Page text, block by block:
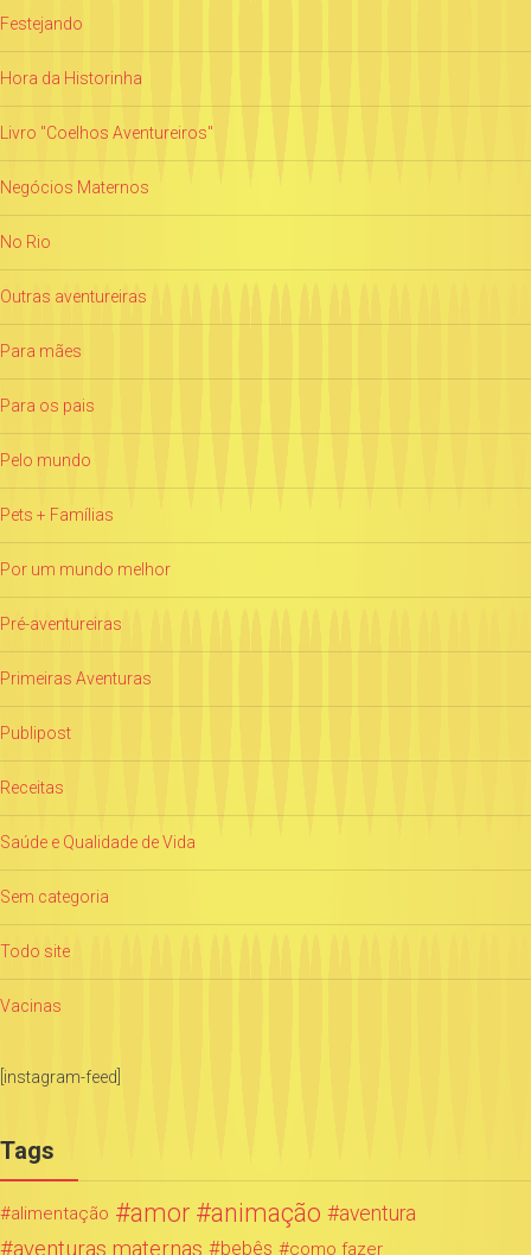
Festejando
Hora da Historinha
Livro "Coelhos Aventureiros"
Negócios Maternos
No Rio
Outras aventureiras
Para mães
Para os pais
Pelo mundo
Pets + Famílias
Por um mundo melhor
Pré-aventureiras
Primeiras Aventuras
Publipost
Receitas
Saúde e Qualidade de Vida
Sem categoria
Todo site
Vacinas
[instagram-feed]
Tags
alimentação amor animação aventura
aventuras maternas bebês como fazer